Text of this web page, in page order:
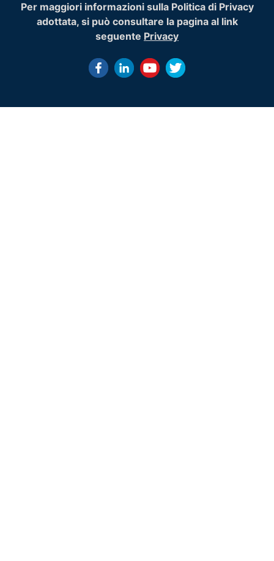
Per maggiori informazioni sulla Politica di Privacy
adottata, si può consultare la pagina al link
seguente Privacy